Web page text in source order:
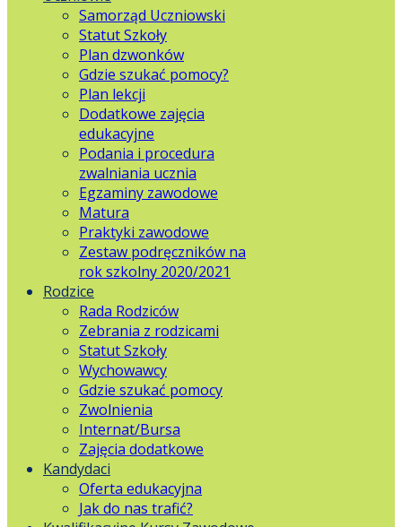
Samorząd Uczniowski
Statut Szkoły
Plan dzwonków
Gdzie szukać pomocy?
Plan lekcji
Dodatkowe zajęcia
edukacyjne
Podania i procedura
zwalniania ucznia
Egzaminy zawodowe
Matura
Praktyki zawodowe
Zestaw podręczników na
rok szkolny 2020/2021
Rodzice
Rada Rodziców
Zebrania z rodzicami
Statut Szkoły
Wychowawcy
Gdzie szukać pomocy
Zwolnienia
Internat/Bursa
Zajęcia dodatkowe
Kandydaci
Oferta edukacyjna
Jak do nas trafić?